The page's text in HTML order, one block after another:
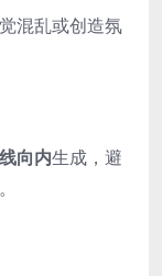
混乱或创造氛
向内生成，避